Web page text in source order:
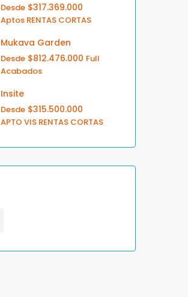
Desde $317.369.000
Aptos RENTAS CORTAS
Mukava Garden
Desde $812.476.000 Full
Acabados
Insite
Desde $315.500.000
APTO VIS RENTAS CORTAS